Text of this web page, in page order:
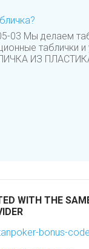
03 Мы делаем
таблички
ИЗ
WITH THE
bonus-